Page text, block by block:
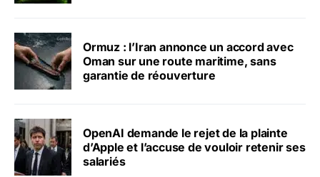
Ormuz : l’Iran annonce un accord avec
Oman sur une route maritime, sans
garantie de réouverture
OpenAI demande le rejet de la plainte
d’Apple et l’accuse de vouloir retenir ses
salariés